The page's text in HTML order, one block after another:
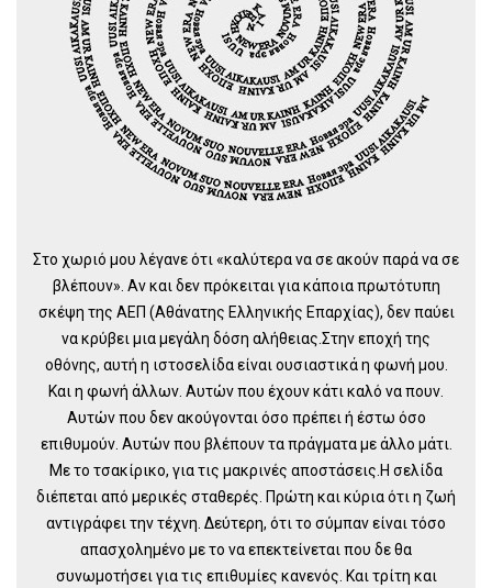
Στο χωριό μου λέγανε ότι «καλύτερα να σε ακούν παρά να σε
βλέπουν». Αν και δεν πρόκειται για κάποια πρωτότυπη
σκέψη της ΑΕΠ (Αθάνατης Ελληνικής Επαρχίας), δεν παύει
να κρύβει μια μεγάλη δόση αλήθειας.Στην εποχή της
οθόνης, αυτή η ιστοσελίδα είναι ουσιαστικά η φωνή μου.
Και η φωνή άλλων. Αυτών που έχουν κάτι καλό να πουν.
Αυτών που δεν ακούγονται όσο πρέπει ή έστω όσο
επιθυμούν. Αυτών που βλέπουν τα πράγματα με άλλο μάτι.
Με το τσακίρικο, για τις μακρινές αποστάσεις.Η σελίδα
διέπεται από μερικές σταθερές. Πρώτη και κύρια ότι η ζωή
αντιγράφει την τέχνη. Δεύτερη, ότι το σύμπαν είναι τόσο
απασχολημένο με το να επεκτείνεται που δε θα
συνωμοτήσει για τις επιθυμίες κανενός. Και τρίτη και